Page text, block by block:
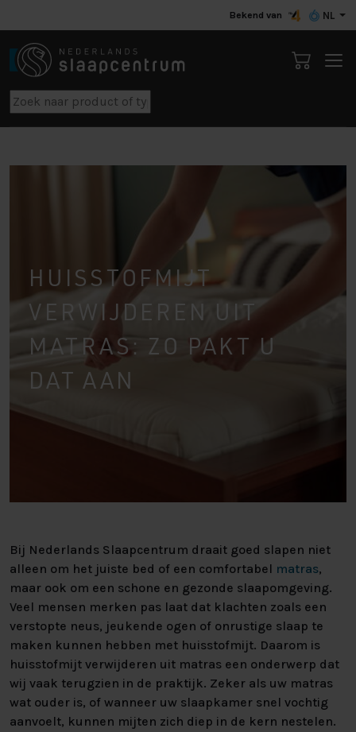
Bekend van NL
HUISSTOFMIJT
VERWIJDEREN UIT
MATRAS: ZO PAKT U
DAT AAN
Bij Nederlands Slaapcentrum draait goed slapen niet
alleen om het juiste bed of een comfortabel matras,
maar ook om een schone en gezonde slaapomgeving.
Veel mensen merken pas laat dat klachten zoals een
verstopte neus, jeukende ogen of onrustige slaap te
maken kunnen hebben met huisstofmijt. Daarom is
huisstofmijt verwijderen uit matras een onderwerp dat
wij vaak terugzien in de praktijk. Zeker als uw matras
wat ouder is, of wanneer uw slaapkamer snel vochtig
aanvoelt, kunnen mijten zich diep in de kern nestelen.